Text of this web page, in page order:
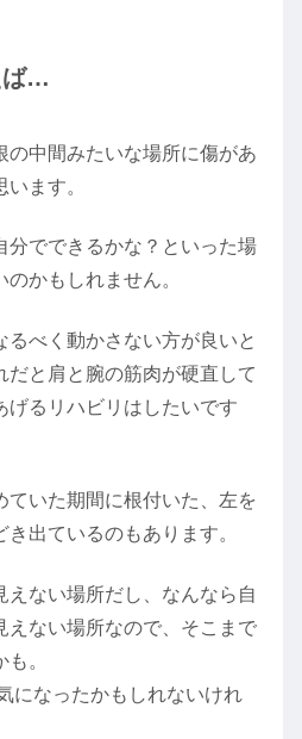
ば…
の中間みたいな場所に傷があ
ます。
分でできるかな？といった場
かもしれません。
るべく動かさない方が良いと
だと肩と腕の筋肉が硬直して
げるリハビリはしたいです
ていた期間に根付いた、左を
出ているのもあります。
えない場所だし、なんなら自
えない場所なので、そこまで
。
になったかもしれないけれ